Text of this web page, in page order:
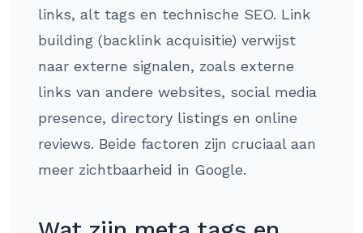
links, alt tags en technische SEO. Link
building (backlink acquisitie) verwijst
naar externe signalen, zoals externe
links van andere websites, social media
presence, directory listings en online
reviews. Beide factoren zijn cruciaal aan
meer zichtbaarheid in Google.